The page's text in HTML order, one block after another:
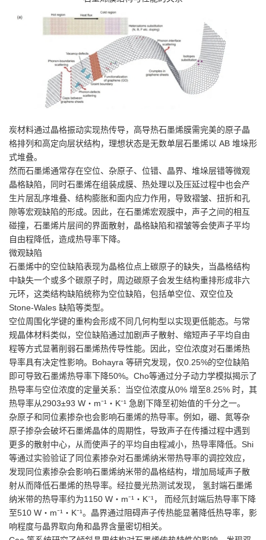
炭材料通过晶格振动实现热传导，高导热石墨烯膜需完美的原子晶
格排列和高定向层状结构，理想状态是无数单层石墨烯以 AB 堆垛形
式堆叠。
然而石墨烯通常存在空位、杂原子、位错、晶界、堆垛层错等微观
晶格缺陷，同时石墨烯在组装成膜、热处理以及压延过程中也会产
生片层乱序堆叠、结构膨胀和面内应力作用，导致褶皱、扭折和孔
隙等宏观缺陷的形成。因此，在石墨烯宏观膜中，声子之间的相互
碰撞，石墨烯片层间的界面散射，晶格缺陷和褶皱等会使声子平均
自由程降低，造成热导率下降。
微观缺陷
石墨烯中的空位缺陷表现为晶格位点上碳原子的缺失，当晶格结构
中缺失一个或多个碳原子时，周边碳原子会发生结构重排形成非六
元环，这类结构缺陷统称为空位缺陷，包括单空位、双空位及
Stone-Wales 缺陷等类型。
空位周围化学键的重构会形成不同几何构型以实现更低能态。与常
规晶体材料类似，空位缺陷通过加剧声子散射、缩短声子平均自由
程等方式显著削弱石墨烯热传导性能。因此，空位浓度对石墨烯热
导率具有决定性影响。Bohayra 等研究发现，仅0.25%的空位缺陷
即可导致石墨烯热导率下降50%。Cho等通过分子动力学模拟揭示了
热导率与空位浓度的定量关系：当空位浓度从0% 增至8.25% 时，其
热导率从2903±93 W・m⁻¹・K⁻¹ 急剧下降至初始值的千分之一。
杂原子和同位素掺杂也会影响石墨烯的热导率。例如，硼、氮等杂
原子掺杂会破坏石墨烯晶体的周期性，导致声子在传播过程中遇到
更多的散射中心，从而使声子的平均自由程减小，热导率降低。Shi
等通过实验验证了同位素掺杂对石墨烯纳米带热导率的调控效应，
发现同位素掺杂会影响石墨烯纳米带的晶格结构，增加局域声子散
射从而降低石墨烯的热导率。经拉曼光热测试发现， 氢封端石墨烯
纳米带的热导率约为1150 W・m⁻¹・K⁻¹， 而经氘封端后热导率下降
至510 W・m⁻¹・K⁻¹。晶界通过阻碍声子传热能显著降低热导率，影
响程度与晶界取向角和晶界含量密切相关。